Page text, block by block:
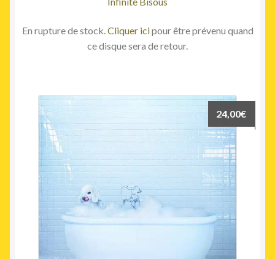
En rupture de stock.Cliquer icipour être prévenu quand
ce disque sera de retour.
24,00€